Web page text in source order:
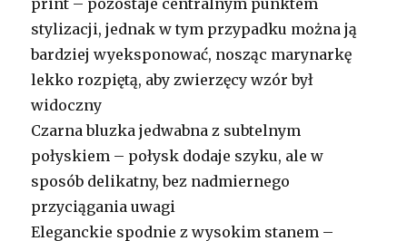
stylizacji, jednak w tym przypadku można ją
bardziej wyeksponować, nosząc marynarkę
lekko rozpiętą, aby zwierzęcy wzór był
widoczny
Czarna bluzka jedwabna z subtelnym
połyskiem – połysk dodaje szyku, ale w
sposób delikatny, bez nadmiernego
przyciągania uwagi
Eleganckie spodnie z wysokim stanem –